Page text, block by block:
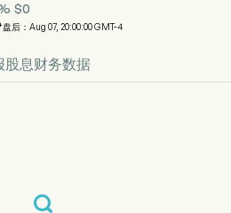
$0
盘后：Aug 07, 20:00:00 GMT-4
股息财务数据